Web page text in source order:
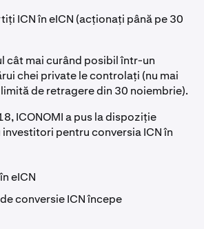
ICN în eICN (acționați până pe 30
cât mai curând posibil într-un
chei private le controlați (nu mai
de retragere din 30 noiembrie).
ICONOMI a pus la dispoziție
pentru conversia ICN în
eICN
conversie ICN începe